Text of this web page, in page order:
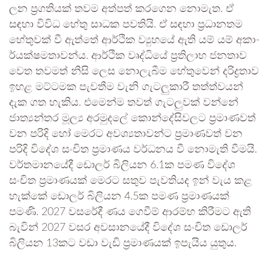
ලන ප්‍රග­ති­යක් තවම අත්පත් කර­ගෙන නොමැත. ඒ
සඳහා විවිධ හේතු සාධක පව­තියි. ඒ සඳහා ප්‍රධා­න­තම
හේතු­වක් වී ඇත්තේ ආර්ථික ව්‍යුහයේ ඇති යම් යම් අකා­
ර්ය­ක්ෂ­ම­තා­වන්ය. ආර්ථික වෘද්ධියේ ප්‍රති­ලාභ ජන­තාව
වෙත තව­මත් නිසි ලෙස නොලැ­බීම හේතු­වෙන් දරි­ද්‍ර­තාව
ඉහළ මට්ට­මක පැව­තීම වැනි ගැට­ලු­කාරී තත්ත්ව­යන්
දැක ගත හැකිය. එමෙන්ම තවත් ගැට­ලු­වක් වන්නේ
ජාත්‍ය­න්තර මූල්‍ය අර­මු­දලේ කොන්දේ­සි­ව­ලට ප්‍රමා­ණ­වත්
වන පරිදි හෝ මෙරට අව­ශ්‍ය­තා­වන්ට ප්‍රමා­ණ­වත් වන
පරිදි විදේශ සංචිත ප්‍රමා­ණය වර්ධ­නය වී නොමැති වීමයි.
වර්ත­මා­න­යේදී ඩොලර් බිලි­යන 6.1ක පමණ විදේශ
සංචිත ප්‍රමා­ණ­යක් මෙරට සතුව පැව­ති­යද ඉන් වැය කළ
හැක්කේ ඩොලර් බිලි­යන 4.5ක පමණ ප්‍රමා­ණ­යක්
පමණි. 2027 වස­රේදී ණය ගෙවීම් ආරම්භ කිරී­මට ඇති
බැවින් 2027 වසර අව­සා­න­යේදී විදේශ සංචිත ඩොලර්
බිලි­යන 13කට වඩා වැඩි ප්‍රමා­ණ­යක් ඉපැ­යිය යුතුය.